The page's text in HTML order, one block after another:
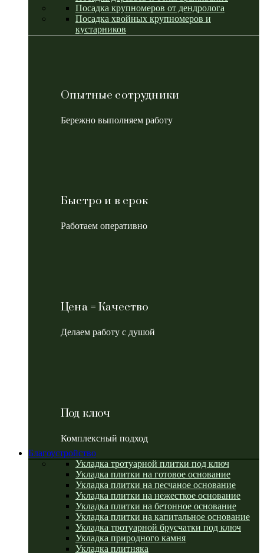
Посадка крупномеров от дендролога
Посадка хвойных крупномеров и
кустарников
Опытные сотрудники
Бережно выполняем работу
Быстро и в срок
Работаем оперативно
Цена = Качество
Делаем работу с душой
Под ключ
Комплексный подход
Благоустройство
Укладка тротуарной плитки под ключ
Укладка плитки на готовое основание
Укладка плитки на песчаное основание
Укладка плитки на нежесткое основание
Укладка плитки на бетонное основание
Укладка плитки на капитальное основание
Укладка тротуарной брусчатки под ключ
Укладка природного камня
Укладка плитняка